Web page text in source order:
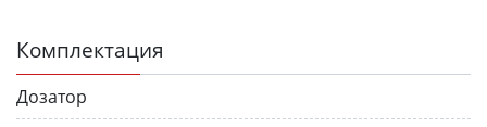
Комплектация
Дозатор